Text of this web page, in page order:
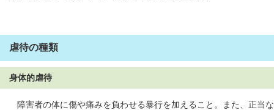
虐待の種類
身体的虐待
障害者の体に傷や痛みを負わせる暴行を加えること。また、正当な